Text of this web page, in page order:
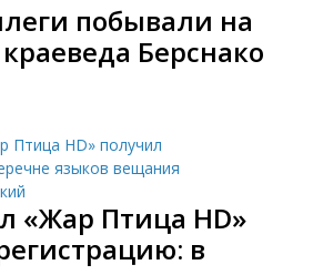
побывали на
Берснако
«Жар Птица HD»
в